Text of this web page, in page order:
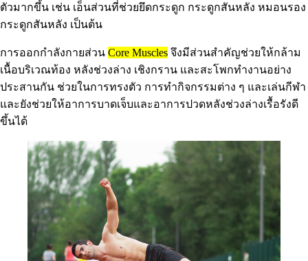
ตัวมากขึ้น เช่น เอ็นส่วนที่ช่วยยึดกระดูก กระดูกสันหลัง หมอนรอง
กระดูกสันหลัง เป็นต้น
การออกกำลังกายส่วน Core Muscles จึงมีส่วนสำคัญช่วยให้กล้าม
เนื้อบริเวณท้อง หลังช่วงล่าง เชิงกราน และสะโพกทำงานอย่าง
ประสานกัน ช่วยในการทรงตัว การทำกิจกรรมต่าง ๆ และเล่นกีฬา
และยังช่วยให้อาการบาดเจ็บและอาการปวดหลังช่วงล่างเรื้อรังดี
ขึ้นได้